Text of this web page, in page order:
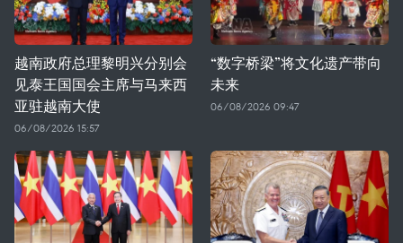
越南政府总理黎明兴分别会
见泰王国国会主席与马来西
亚驻越南大使
06/08/2026 15:57
“数字桥梁”将文化遗产带向
未来
06/08/2026 09:47